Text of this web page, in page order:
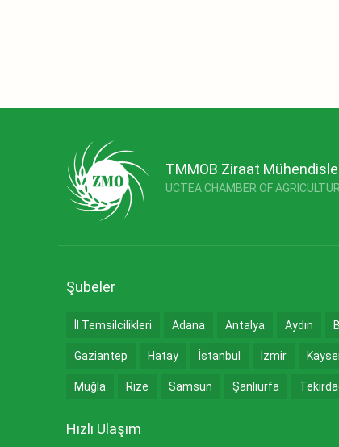
TMMOB Ziraat
UCTEA CHAMBER OF
Şubeler
İl Temsilcilikleri Adana Antalya Aydın
Gaziantep Hatay İstanbul İzmir
Muğla Rize Samsun Şanlıurfa
Hızlı Ulaşım